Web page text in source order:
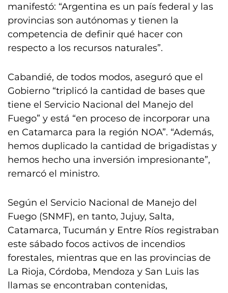
manifestó: “Argentina es un país federal y las
provincias son autónomas y tienen la
competencia de definir qué hacer con
respecto a los recursos naturales”.
Cabandié, de todos modos, aseguró que el
Gobierno “triplicó la cantidad de bases que
tiene el Servicio Nacional del Manejo del
Fuego” y está “en proceso de incorporar una
en Catamarca para la región NOA”. “Además,
hemos duplicado la cantidad de brigadistas y
hemos hecho una inversión impresionante”,
remarcó el ministro.
Según el Servicio Nacional de Manejo del
Fuego (SNMF), en tanto, Jujuy, Salta,
Catamarca, Tucumán y Entre Ríos registraban
este sábado focos activos de incendios
forestales, mientras que en las provincias de
La Rioja, Córdoba, Mendoza y San Luis las
llamas se encontraban contenidas,